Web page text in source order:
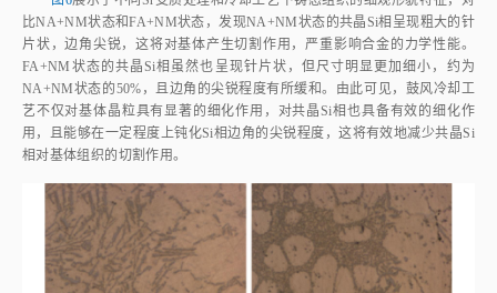
比NA+NM状态和FA+NM状态，发现NA+NM状态的共晶Si相呈现粗大的针
片状，边角尖锐，这将对基体产生切割作用，严重影响合金的力学性能。
FA+NM状态的共晶Si相虽然也呈现针片状，但尺寸明显更加细小，约为
NA+NM状态的50%，且边角的尖锐程度有所缓和。由此可见，鼓风冷却工
艺不仅对基体晶粒具有显著的细化作用，对共晶Si相也具备有效的细化作
用，且能够在一定程度上钝化Si相边角的尖锐程度，这将有效地减少共晶Si
相对基体组织的切割作用。